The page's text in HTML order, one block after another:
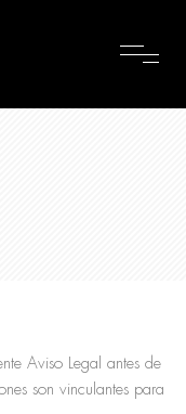
Aviso Legal antes de
son vinculantes para